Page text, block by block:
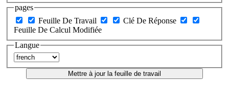
pages
Feuille De Travail
Clé De Réponse
Feuille De Calcul Modifiée
Langue
Mettre à jour la feuille de travail